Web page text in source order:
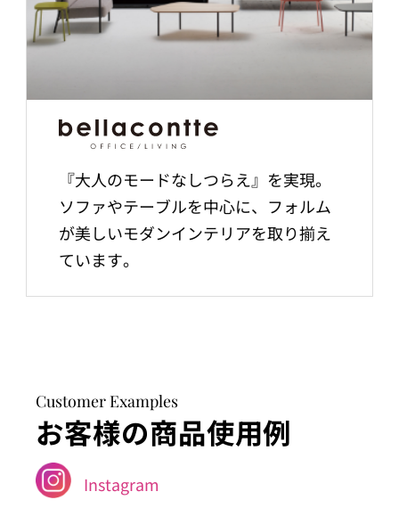
『大人のモードなしつらえ』を実現。
ソファやテーブルを中心に、フォルム
が美しいモダンインテリアを取り揃え
ています。
Customer Examples
お客様の商品使用例
Instagram